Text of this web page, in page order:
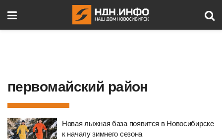
первомайский район
Новая лыжная база появится в Новосибирске
к началу зимнего сезона